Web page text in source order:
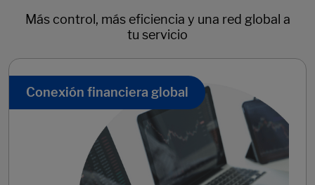
Más control, más eficiencia y una red global a
tu servicio
Conexión financiera global